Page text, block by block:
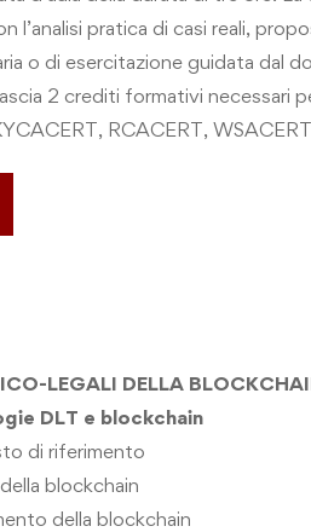
l’analisi pratica di casi reali,
o di esercitazione guidata dal
2 crediti formativi necessari
RCACERT,
LEGALI DELLA
DLT e blockchain
di riferimento
della blockchain
della blockchain